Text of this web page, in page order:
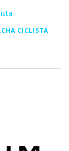
CICLISTA